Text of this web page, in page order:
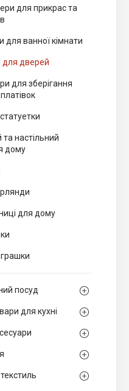
для прикрас та
для ванної кімнати
для дверей
для зберігання
та настільний
дому
для дому
посуд
для кухні